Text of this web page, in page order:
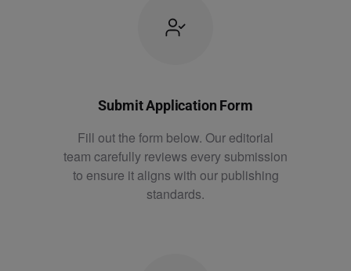
Submit Application Form
Fill out the form below. Our editorial
team carefully reviews every submission
to ensure it aligns with our publishing
standards.